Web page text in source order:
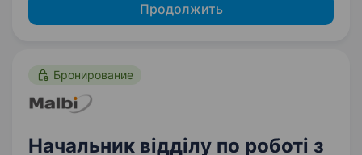
Продолжить
Бронирование
Начальник відділу по роботі з